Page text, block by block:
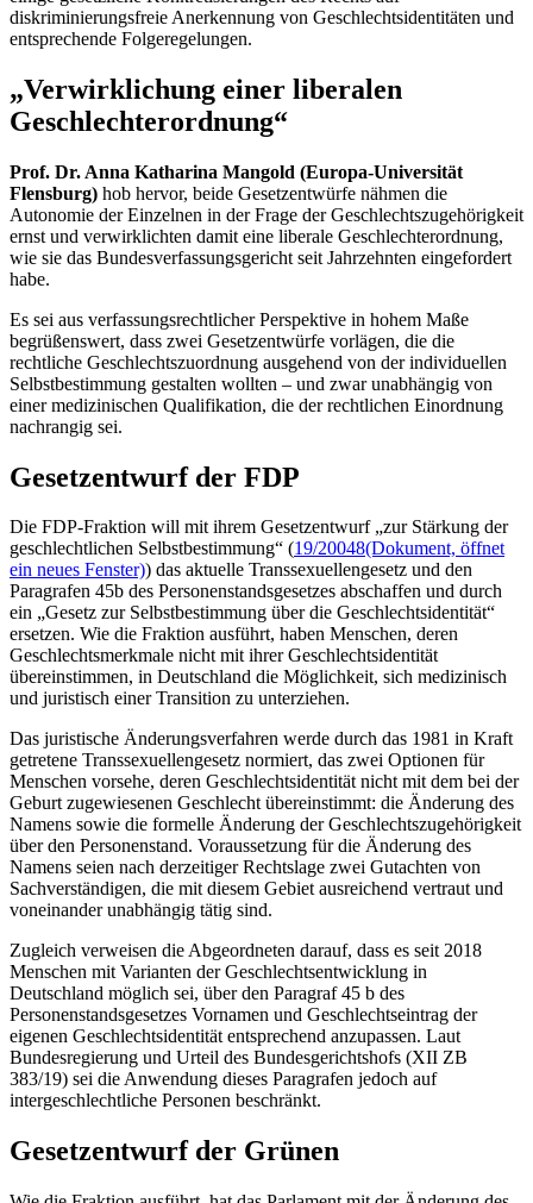
diskriminierungsfreie Anerkennung von Geschlechtsidentitäten und
entsprechende Folgeregelungen.
„Verwirklichung einer liberalen
Geschlechterordnung“
Prof. Dr. Anna Katharina Mangold (Europa-Universität
Flensburg) hob hervor, beide Gesetzentwürfe nähmen die
Autonomie der Einzelnen in der Frage der Geschlechtszugehörigkeit
ernst und verwirklichten damit eine liberale Geschlechterordnung,
wie sie das Bundesverfassungsgericht seit Jahrzehnten eingefordert
habe.
Es sei aus verfassungsrechtlicher Perspektive in hohem Maße
begrüßenswert, dass zwei Gesetzentwürfe vorlägen, die die
rechtliche Geschlechtszuordnung ausgehend von der individuellen
Selbstbestimmung gestalten wollten – und zwar unabhängig von
einer medizinischen Qualifikation, die der rechtlichen Einordnung
nachrangig sei.
Gesetzentwurf der FDP
Die FDP-Fraktion will mit ihrem Gesetzentwurf „zur Stärkung der
geschlechtlichen Selbstbestimmung“ (19/20048(Dokument, öffnet
ein neues Fenster)) das aktuelle Transsexuellengesetz und den
Paragrafen 45b des Personenstandsgesetzes abschaffen und durch
ein „Gesetz zur Selbstbestimmung über die Geschlechtsidentität“
ersetzen. Wie die Fraktion ausführt, haben Menschen, deren
Geschlechtsmerkmale nicht mit ihrer Geschlechtsidentität
übereinstimmen, in Deutschland die Möglichkeit, sich medizinisch
und juristisch einer Transition zu unterziehen.
Das juristische Änderungsverfahren werde durch das 1981 in Kraft
getretene Transsexuellengesetz normiert, das zwei Optionen für
Menschen vorsehe, deren Geschlechtsidentität nicht mit dem bei der
Geburt zugewiesenen Geschlecht übereinstimmt: die Änderung des
Namens sowie die formelle Änderung der Geschlechtszugehörigkeit
über den Personenstand. Voraussetzung für die Änderung des
Namens seien nach derzeitiger Rechtslage zwei Gutachten von
Sachverständigen, die mit diesem Gebiet ausreichend vertraut und
voneinander unabhängig tätig sind.
Zugleich verweisen die Abgeordneten darauf, dass es seit 2018
Menschen mit Varianten der Geschlechtsentwicklung in
Deutschland möglich sei, über den Paragraf 45 b des
Personenstandsgesetzes Vornamen und Geschlechtseintrag der
eigenen Geschlechtsidentität entsprechend anzupassen. Laut
Bundesregierung und Urteil des Bundesgerichtshofs (XII ZB
383/19) sei die Anwendung dieses Paragrafen jedoch auf
intergeschlechtliche Personen beschränkt.
Gesetzentwurf der Grünen